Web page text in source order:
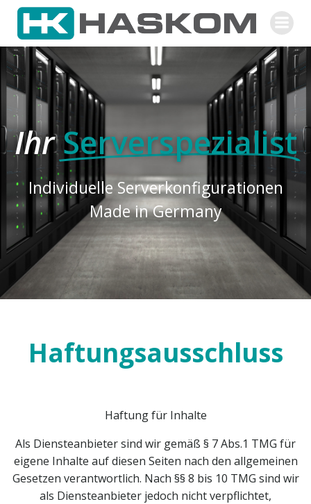
IhrServerspezialist
Individuelle Serverkonfigurationen
Made in Germany
Haftungsausschluss
Haftung für Inhalte
Als Diensteanbieter sind wir gemäß § 7 Abs.1 TMG für
eigene Inhalte auf diesen Seiten nach den allgemeinen
Gesetzen verantwortlich. Nach §§ 8 bis 10 TMG sind wir
als Diensteanbieter jedoch nicht verpflichtet,